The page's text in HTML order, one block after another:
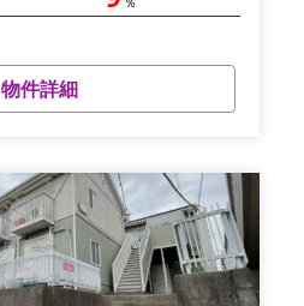
物件詳細